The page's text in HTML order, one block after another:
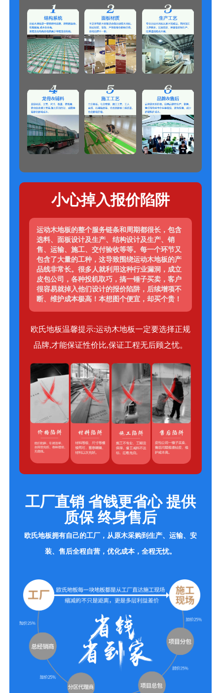
小心掉入报价陷阱
运动木地板的整个服务链条和周期都很长，包含
选料、面板设计及生产、结构设计及生产、销
售、运输、施工、交付验收等等。每一个环节又
包含了大量的工种，这导致围绕运动木地板的产
品线非常长。很多人就利用这种行业漏洞，成立
皮包公司，各种投机取巧，搞一锤子买卖，客户
很容易就掉入他们设计的报价陷阱，后续增项不
断、维护成本极高！本想图个便宜，却买个贵！
欧氏地板温馨提示:运动木地板一定要选择正规
品牌,才能保证性价比,保证工程无后顾之忧。
工厂直销 省钱更省心 提供
质保 终身售后
欧氏地板拥有自己的工厂，从原木采购到生产、运输、安
装、售后全程自营，优化成本，全程无忧。